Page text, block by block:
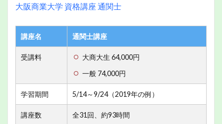
大阪商業大学 資格講座 通関士
講座名 通関士講座
受講料
大商大生 64,000円
一般 74,000円
学習期間 5/14～9/24（2019年の例）
講座数 全31回、約93時間